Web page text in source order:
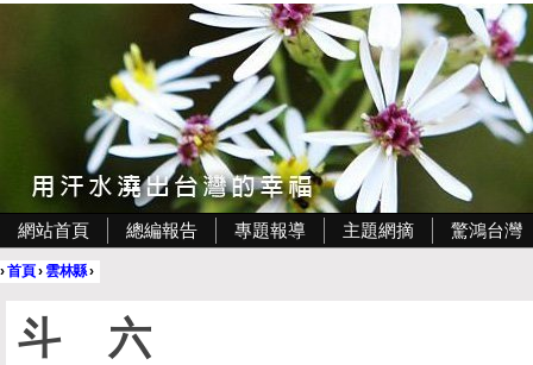
網站首頁 總編報告 專題報導 主題網摘 驚鴻台灣
›首頁› 雲林縣›
斗 六